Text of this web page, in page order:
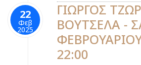
22
Φεβ
2025
ΓΙΩΡΓΟΣ
ΒΟΥΤΣΕΛΑ -
22:00